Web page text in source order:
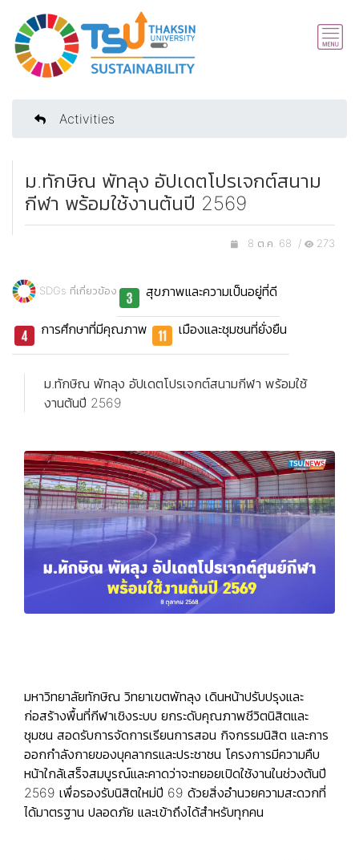
Activities
ม.ทักษิณ พัทลุง อัปเดตโปรเจกต์สนาม
กีฬา พร้อมใช้งานต้นปี 2569
8 ต.ค. 68 / 273
SDGs ที่เกี่ยวข้อง สุขภาพและความเป็นอยู่ที่ดี
การศึกษาที่มีคุณภาพ เมืองและชุมชนที่ยั่งยืน
ม.ทักษิณ พัทลุง อัปเดตโปรเจกต์สนามกีฬา พร้อมใช้
งานต้นปี 2569
มหาวิทยาลัยทักษิณ วิทยาเขตพัทลุง เดินหน้าปรับปรุงและ
ก่อสร้างพื้นที่กีฬาเชิงระบบ ยกระดับคุณภาพชีวิตนิสิตและ
ชุมชน สอดรับการจัดการเรียนการสอน กิจกรรมนิสิต และการ
ออกกำลังกายของบุคลากรและประชาชน โครงการมีความคืบ
หน้าใกล้เสร็จสมบูรณ์และคาดว่าจะทยอยเปิดใช้งานในช่วงต้นปี
2569 เพื่อรองรับนิสิตใหม่ปี 69 ด้วยสิ่งอำนวยความสะดวกที่
ได้มาตรฐาน ปลอดภัย และเข้าถึงได้สำหรับทุกคน